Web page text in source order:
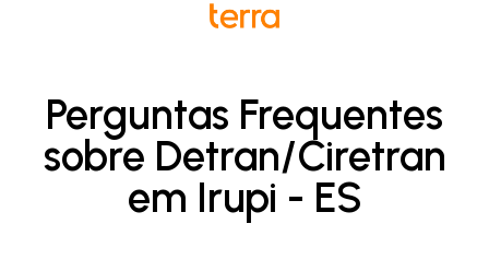
Perguntas Frequentes
sobre Detran/Ciretran
em Irupi - ES